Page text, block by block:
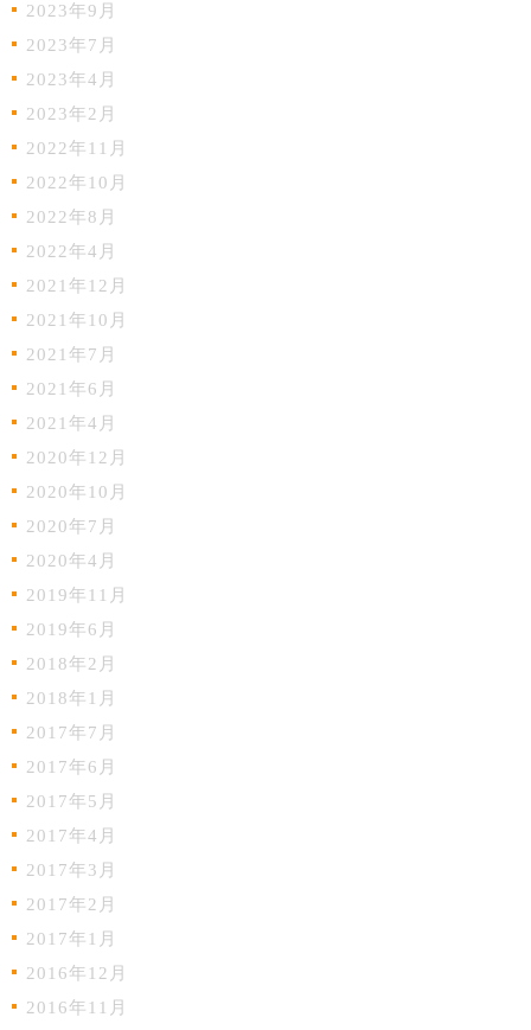
2023年9月
2023年7月
2023年4月
2023年2月
2022年11月
2022年10月
2022年8月
2022年4月
2021年12月
2021年10月
2021年7月
2021年6月
2021年4月
2020年12月
2020年10月
2020年7月
2020年4月
2019年11月
2019年6月
2018年2月
2018年1月
2017年7月
2017年6月
2017年5月
2017年4月
2017年3月
2017年2月
2017年1月
2016年12月
2016年11月